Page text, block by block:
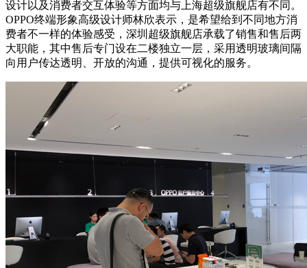
设计以及消费者交互体验等方面均与上海超级旗舰店有不同。
OPPO终端形象高级设计师林欣表示，是希望给到不同地方消
费者不一样的体验感受，深圳超级旗舰店承载了销售和售后两
大职能，其中售后专门设在二楼独立一层，采用透明玻璃间隔
向用户传达透明、开放的沟通，提供可视化的服务。